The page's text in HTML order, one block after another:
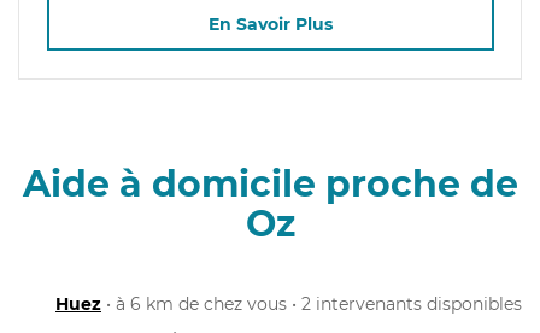
En Savoir Plus
Aide à domicile proche de
Oz
Huez • à 6 km de chez vous • 2 intervenants disponibles